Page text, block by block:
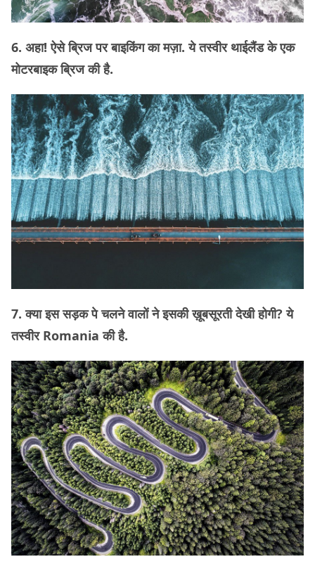
6. अहा! ऐसे ब्रिज पर बाइकिंग का मज़ा. ये तस्वीर थाईलैंड के एक
मोटरबाइक ब्रिज की है.
7. क्या इस सड़क पे चलने वालों ने इसकी ख़ूबसूरती देखी होगी? ये
तस्वीर Romania की है.